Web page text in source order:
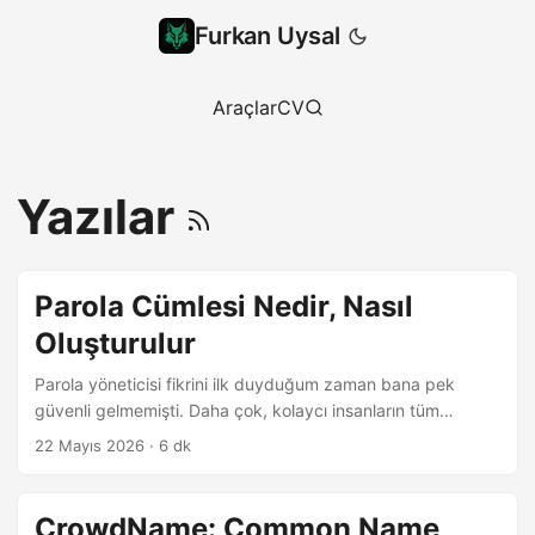
Furkan Uysal
AraçlarCV
Yazılar
Parola Cümlesi Nedir, Nasıl
Oluşturulur
Parola yöneticisi fikrini ilk duyduğum zaman bana pek
güvenli gelmemişti. Daha çok, kolaycı insanların tüm
parolalarını yazdığı bir not defteri gibi bir şey olduğunu
güvenli olduğunu fark ettim. Bunun hakkında daha önce bir
22 Mayıs 2026 · 6 dk